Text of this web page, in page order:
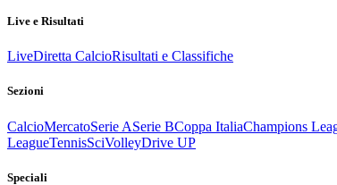
Live e Risultati
LiveDiretta CalcioRisultati e Classifiche
Sezioni
CalcioMercatoSerie ASerie BCoppa ItaliaChampions
LeagueTennisSciVolleyDrive UP
Speciali